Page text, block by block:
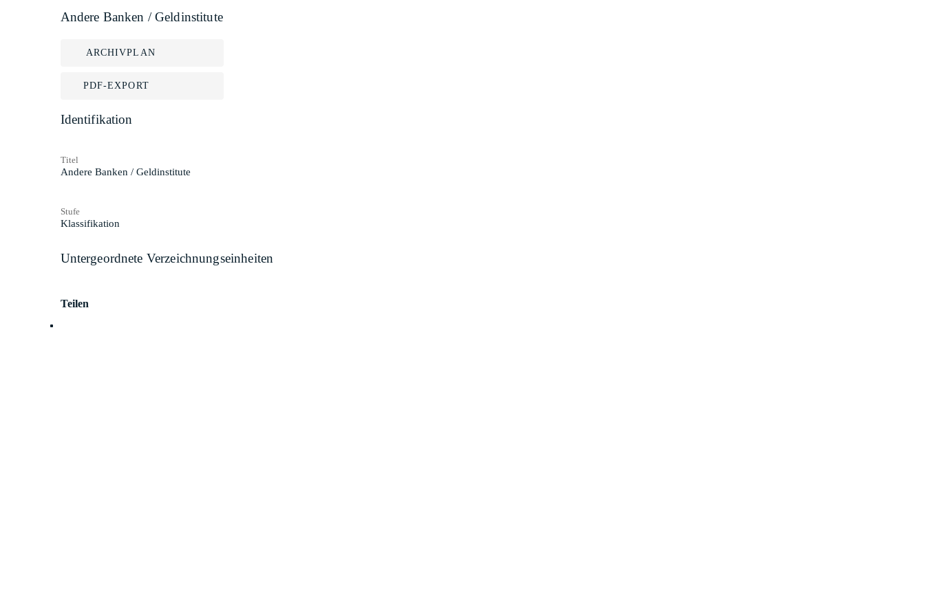
Andere Banken / Geldinstitute
ARCHIVPLAN
PDF-EXPORT
Identifikation
Titel
Andere Banken / Geldinstitute
Stufe
Klassifikation
Untergeordnete Verzeichnungseinheiten
Teilen